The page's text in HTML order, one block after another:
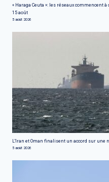
« Haraga Ceuta »: les réseaux commencent
15 août
5 août 2026
L'Iran et Oman finalisent un accord sur
5 août 2026